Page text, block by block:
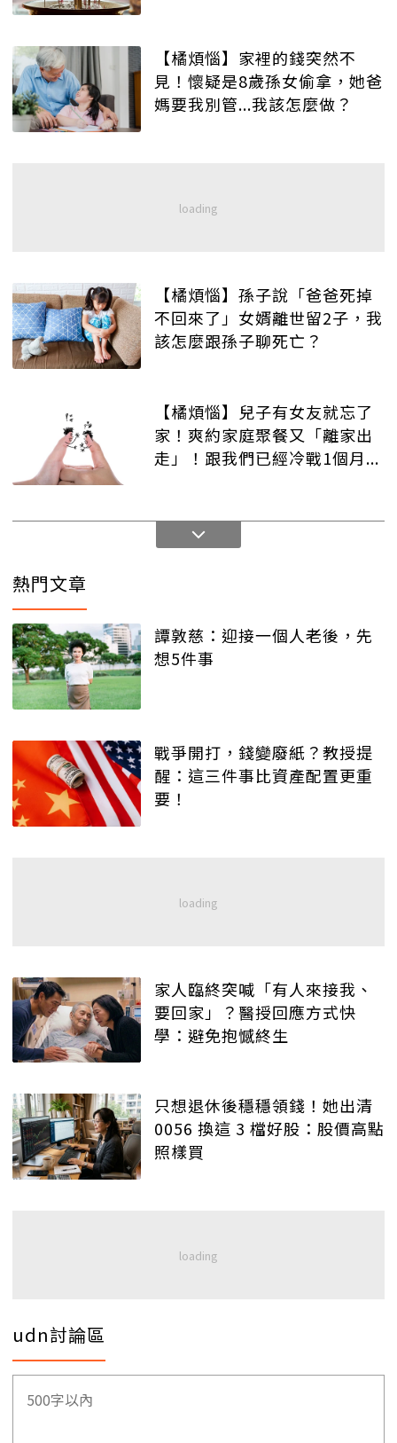
【橘煩惱】家裡的錢突然不
見！懷疑是8歲孫女偷拿，她爸
媽要我別管...我該怎麼做？
【橘煩惱】孫子說「爸爸死掉
不回來了」女婿離世留2子，我
該怎麼跟孫子聊死亡？
【橘煩惱】兒子有女友就忘了
家！爽約家庭聚餐又「離家出
走」！跟我們已經冷戰1個月...
熱門文章
譚敦慈：迎接一個人老後，先
想5件事
戰爭開打，錢變廢紙？教授提
醒：這三件事比資產配置更重
要！
家人臨終突喊「有人來接我、
要回家」？醫授回應方式快
學：避免抱憾終生
只想退休後穩穩領錢！她出清
0056 換這 3 檔好股：股價高點
照樣買
udn討論區